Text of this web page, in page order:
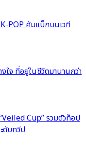
K-POP คัมแบ็กบนเวที
ใจ ที่อยู่ในชีวิตมานานกว่า
Cup” รวมตัวท็อป
ดับทวีป